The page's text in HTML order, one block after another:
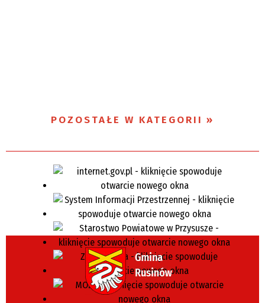
POZOSTAŁE W KATEGORII